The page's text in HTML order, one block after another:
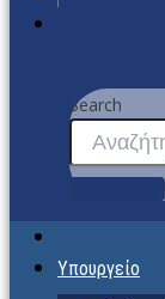
Search
Υπουργείο